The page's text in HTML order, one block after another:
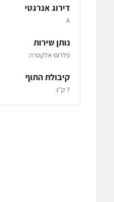
דירוג אנרגטי
A
נותן שירות
פלרום-אלקטרה
קיבולת התוף
7 ק"ג